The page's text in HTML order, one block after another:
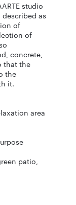
studio
as
of
of
concrete,
that the
the
it.
area
patio,